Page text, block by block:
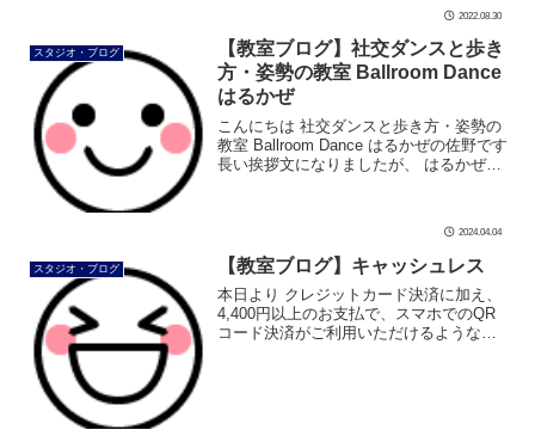
2022.08.30
スタジオ・ブログ
【教室ブログ】社交ダンスと歩き
方・姿勢の教室 Ballroom Dance
はるかぜ
こんにちは 社交ダンスと歩き方・姿勢の
教室 Ballroom Dance はるかぜの佐野です
長い挨拶文になりましたが、 はるかぜは
2024.04.04
スタジオ・ブログ 【教室ブログ】キャッシュレス
本日より クレジットカード決済に加え、
4,400円以上のお支払で、スマホでのQR
コード決済がご利用いただけるようなり